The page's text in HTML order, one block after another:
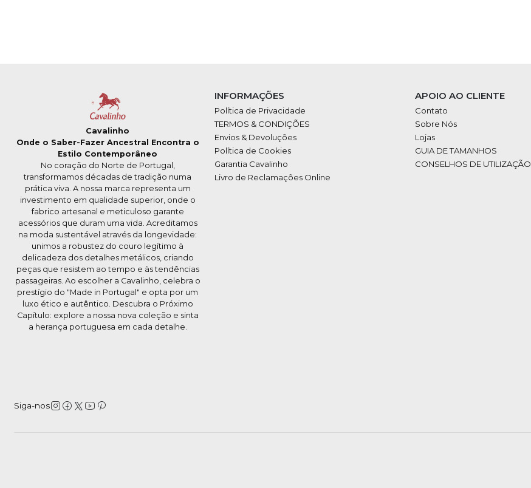
Cavalinho
Onde o Saber-Fazer Ancestral Encontra o
Estilo Contemporâneo
No coração do Norte de Portugal,
transformamos décadas de tradição numa
prática viva. A nossa marca representa um
investimento em qualidade superior, onde o
fabrico artesanal e meticuloso garante
acessórios que duram uma vida. Acreditamos
na moda sustentável através da longevidade:
unimos a robustez do couro legítimo à
delicadeza dos detalhes metálicos, criando
peças que resistem ao tempo e às tendências
passageiras. Ao escolher a Cavalinho, celebra o
prestígio do "Made in Portugal" e opta por um
luxo ético e autêntico. Descubra o Próximo
Capítulo: explore a nossa nova coleção e sinta
a herança portuguesa em cada detalhe.
Siga-nos
INFORMAÇÕES
Política de Privacidade
TERMOS & CONDIÇÕES
Envios & Devoluções
Política de Cookies
Garantia Cavalinho
Livro de Reclamações Online
APOIO AO CLIENTE
Contato
Sobre Nós
Lojas
GUIA DE TAMANHOS
CONSELHOS DE UTILIZAÇÃO